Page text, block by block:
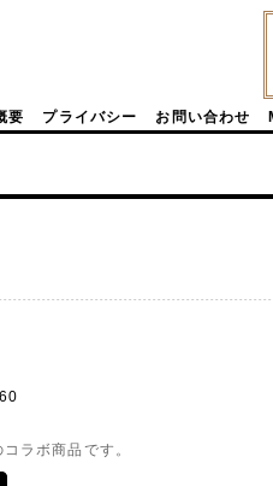
要 プライバシー お問い合わせ
ラボ商品です。